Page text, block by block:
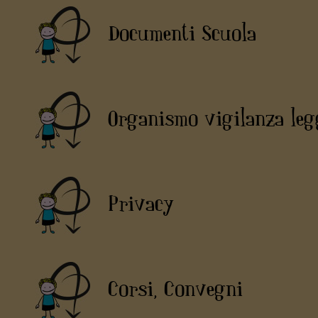
Documenti Scuola
Organismo vigilanza
Privacy
Corsi, Convegni